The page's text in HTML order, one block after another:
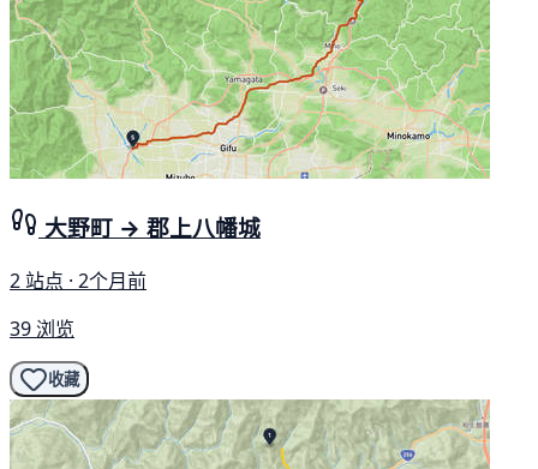
大野町 → 郡上八幡城
2 站点 · 2个月前
39 浏览
收藏